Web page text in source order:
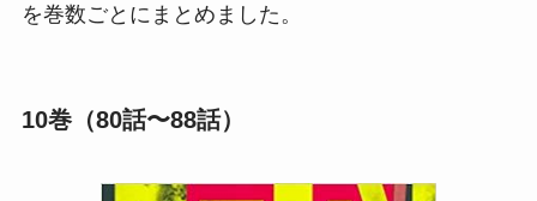
を巻数ごとにまとめました。
10巻（80話〜88話）